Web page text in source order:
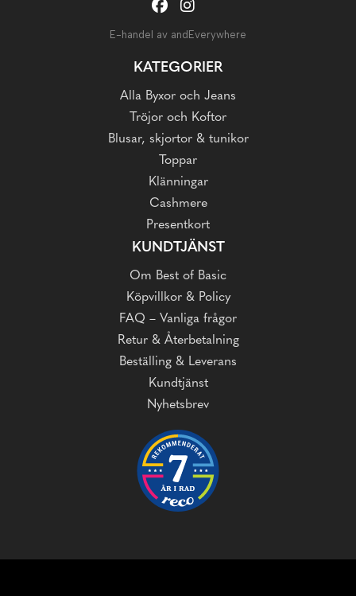
E-handel av andEverywhere
KATEGORIER
Alla Byxor och Jeans
Tröjor och Koftor
Blusar, skjortor & tunikor
Toppar
Klänningar
Cashmere
Presentkort
KUNDTJÄNST
Om Best of Basic
Köpvillkor & Policy
FAQ – Vanliga frågor
Retur & Återbetalning
Beställing & Leverans
Kundtjänst
Nyhetsbrev